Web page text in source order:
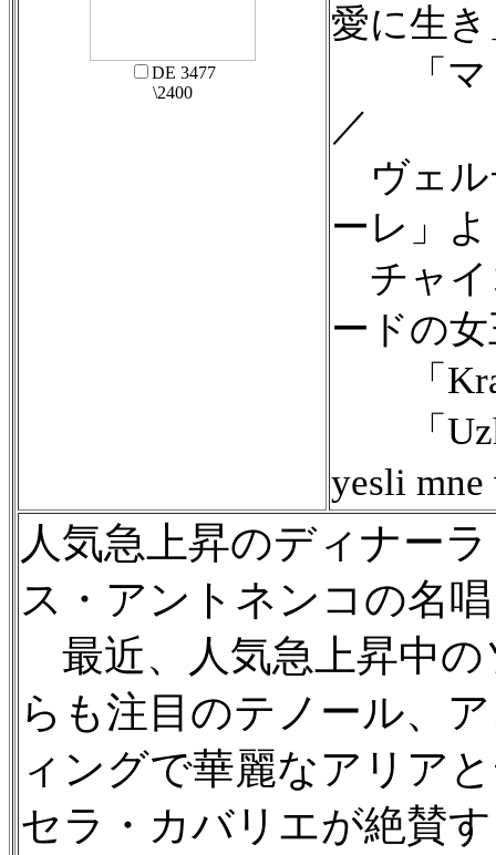
DE 3477
\2400
愛に生
「マリ
／
ヴェル
ーレ」
チャイ
ードの
「
「Uzh
yesli
人気急上昇のディナー
ス・アントネンコの名唱
最近、人気急上昇中
らも注目のテノール、
ィングで華麗なアリア
セラ・カバリエが絶賛